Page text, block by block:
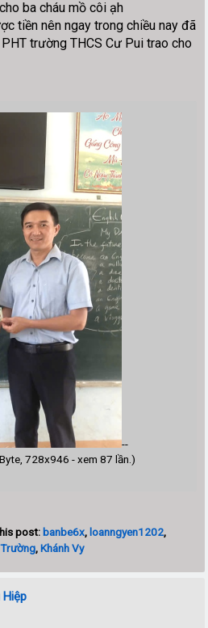
ba cháu mồ côi ạh
tiền nên ngay trong chiều nay đã
trường THCS Cư Pui trao cho
--
728x946 - xem 87 lần.)
post: banbe6x, loanngyen1202,
,Khánh Vy
Hiệp